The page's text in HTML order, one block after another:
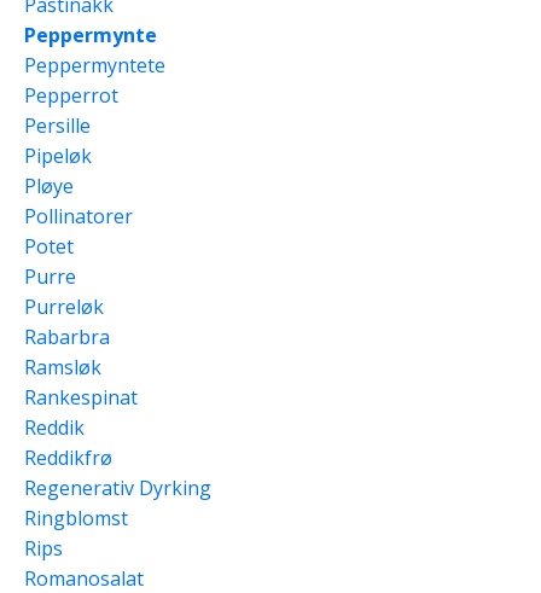
Peppermynte
Peppermyntete
Pepperrot
Persille
Pipeløk
Pløye
Pollinatorer
Potet
Purre
Purreløk
Rabarbra
Ramsløk
Rankespinat
Reddik
Reddikfrø
Regenerativ Dyrking
Ringblomst
Rips
Romanosalat